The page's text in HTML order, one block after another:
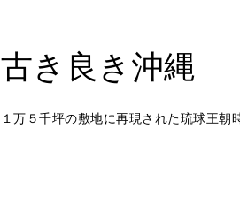
古き良き沖縄
１万５千坪の敷地に再現された琉球王朝